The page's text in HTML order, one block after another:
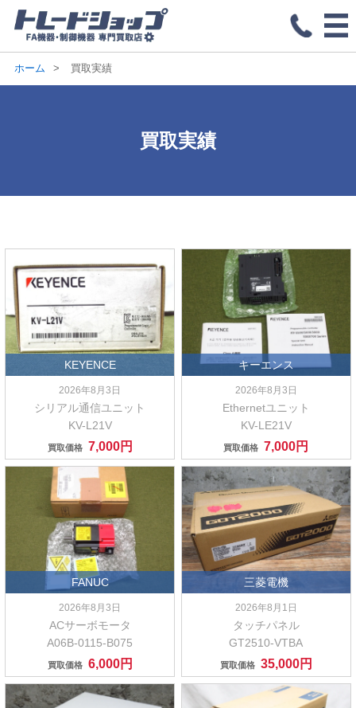
ホーム 買取実績
買取実績
KEYENCE
2026年8月3日
シリアル通信ユニット
KV-L21V
買取価格 7,000円
キーエンス
2026年8月3日
Ethernetユニット
KV-LE21V
買取価格 7,000円
FANUC
2026年8月3日
ACサーボモータ
A06B-0115-B075
買取価格 6,000円
三菱電機
2026年8月1日
タッチパネル
GT2510-VTBA
買取価格 35,000円